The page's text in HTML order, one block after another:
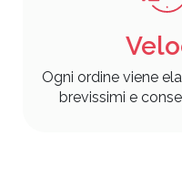
Ogni ordine viene
brevissimi e